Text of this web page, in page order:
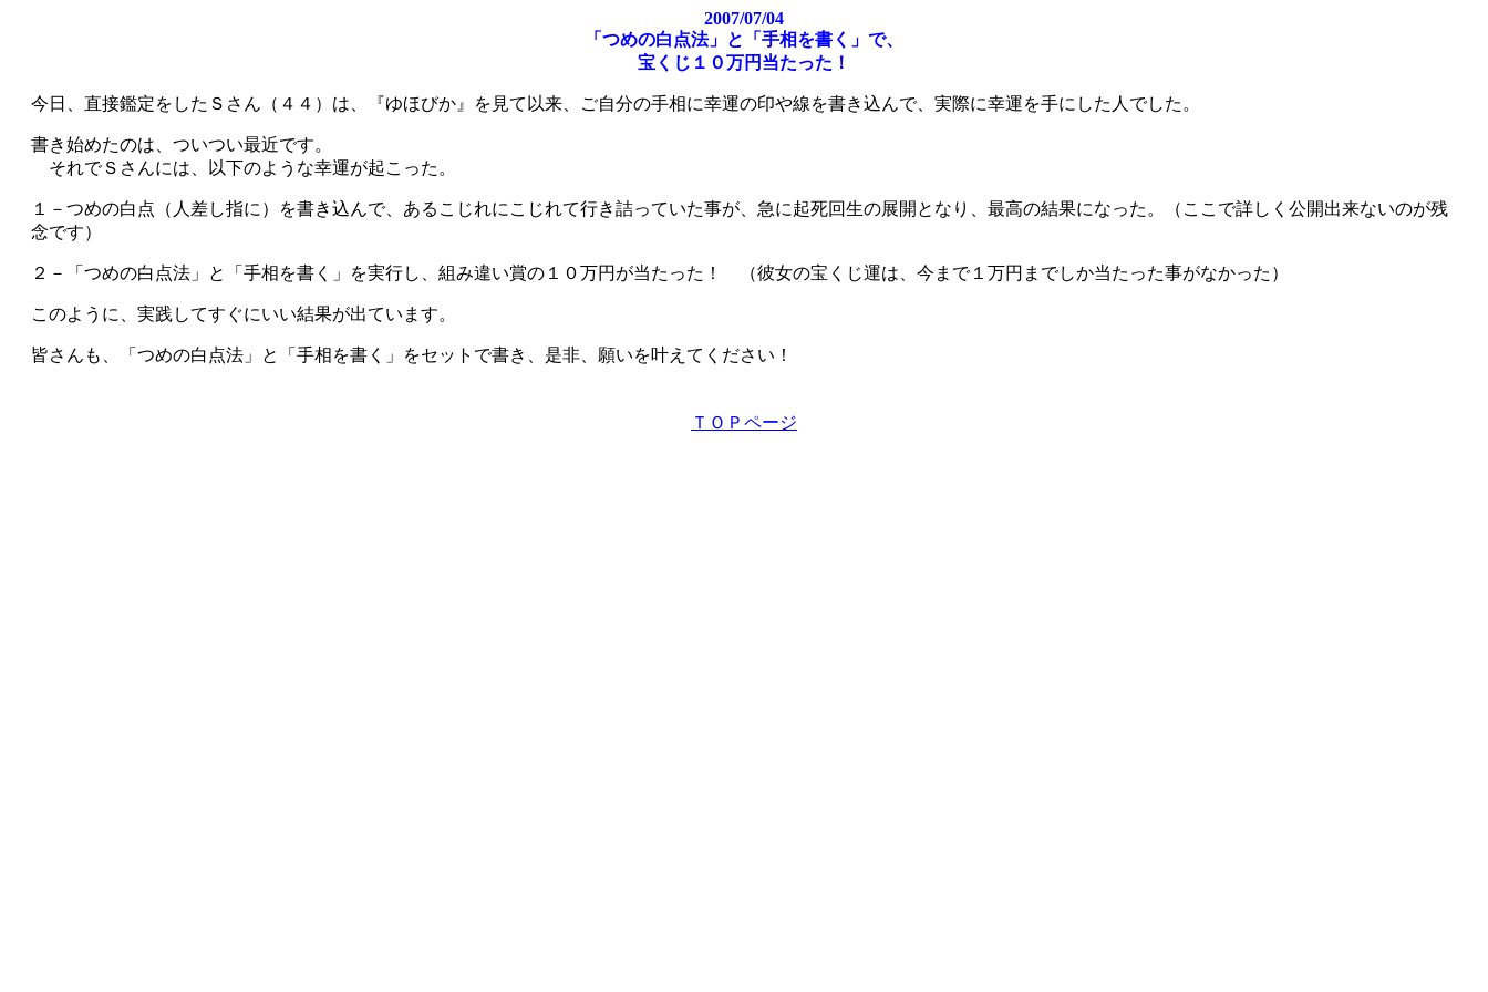
2007/07/04
「つめの白点法」と「手相を書く」で、
宝くじ１０万円当たった！
今日、直接鑑定をしたＳさん（４４）は、『ゆほびか』を見て以来、ご自分の手相に幸運の印や線を書き込んで、実際に幸運を手にした人でした。
書き始めたのは、ついつい最近です。
それでＳさんには、以下のような幸運が起こった。
１－つめの白点（人差し指に）を書き込んで、あるこじれにこじれて行き詰っていた事が、急に起死回生の展開となり、最高の結果になった。（ここで詳しく公開出来ないのが残
念です）
２－「つめの白点法」と「手相を書く」を実行し、組み違い賞の１０万円が当たった！ （彼女の宝くじ運は、今まで１万円までしか当たった事がなかった）
このように、実践してすぐにいい結果が出ています。
皆さんも、「つめの白点法」と「手相を書く」をセットで書き、是非、願いを叶えてください！
ＴＯＰページ